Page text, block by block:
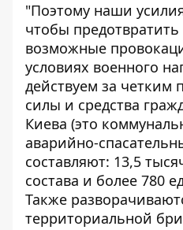
"Поэтому наши
чтобы
возможные
условиях военного
действуем за четким
силы и средства
Киева (это
аварийно-
составляют: 13,5
состава и более 780
Также
территориальной